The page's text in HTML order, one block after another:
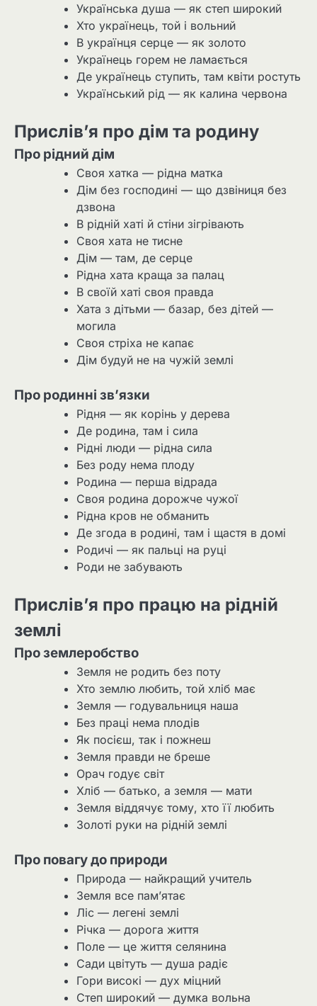
Українська душа — як степ широкий
Хто українець, той і вольний
В українця серце — як золото
Українець горем не ламається
Де українець ступить, там квіти ростуть
Український рід — як калина червона
Прислів’я про дім та родину
Про рідний дім
Своя хатка — рідна матка
Дім без господині — що дзвіниця без
дзвона
В рідній хаті й стіни зігрівають
Своя хата не тисне
Дім — там, де серце
Рідна хата краща за палац
В своїй хаті своя правда
Хата з дітьми — базар, без дітей —
могила
Своя стріха не капає
Дім будуй не на чужій землі
Про родинні зв’язки
Рідня — як корінь у дерева
Де родина, там і сила
Рідні люди — рідна сила
Без роду нема плоду
Родина — перша відрада
Своя родина дорожче чужої
Рідна кров не обманить
Де згода в родині, там і щастя в домі
Родичі — як пальці на руці
Роди не забувають
Прислів’я про працю на рідній
землі
Про землеробство
Земля не родить без поту
Хто землю любить, той хліб має
Земля — годувальниця наша
Без праці нема плодів
Як посієш, так і пожнеш
Земля правди не бреше
Орач годує світ
Хліб — батько, а земля — мати
Земля віддячує тому, хто її любить
Золоті руки на рідній землі
Про повагу до природи
Природа — найкращий учитель
Земля все пам’ятає
Ліс — легені землі
Річка — дорога життя
Поле — це життя селянина
Сади цвітуть — душа радіє
Гори високі — дух міцний
Степ широкий — думка вольна